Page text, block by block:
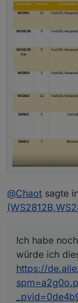
@Chaot sagte in
Ich habe
würde ich
https://